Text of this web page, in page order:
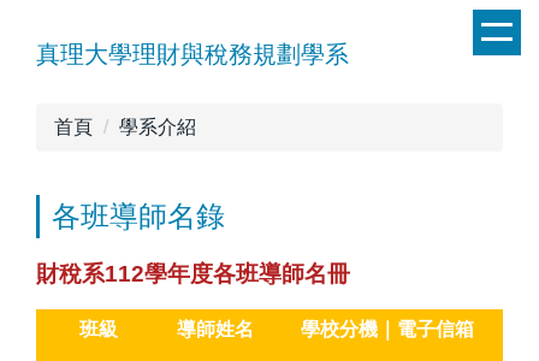
真理大學理財與稅務規劃學系
首頁 學系介紹
各班導師名錄
財稅系112學年度各班導師名冊
班級 導師姓名 學校分機｜電子信箱